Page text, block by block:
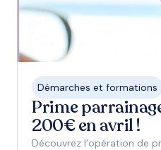
Démarches et formations
Prime
200€ en avril !
Découvrez l’opération de